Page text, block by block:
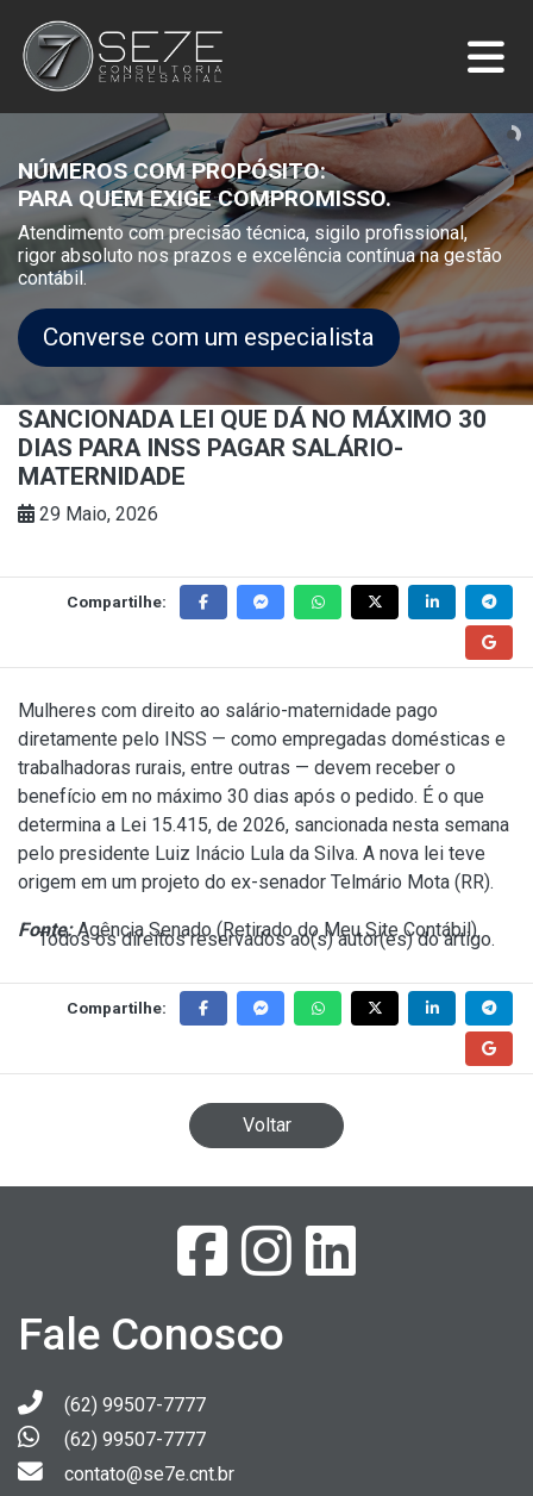
NÚMEROS COM PROPÓSITO:
PARA QUEM EXIGE COMPROMISSO.
Atendimento com precisão técnica, sigilo profissional,
rigor absoluto nos prazos e excelência contínua na gestão
contábil.
Converse com um especialista
SANCIONADA LEI QUE DÁ NO MÁXIMO 30
DIAS PARA INSS PAGAR SALÁRIO-
MATERNIDADE
29 Maio, 2026
Compartilhe:
Mulheres com direito ao salário-maternidade pago
diretamente pelo INSS — como empregadas domésticas e
trabalhadoras rurais, entre outras — devem receber o
benefício em no máximo 30 dias após o pedido. É o que
determina a Lei 15.415, de 2026, sancionada nesta semana
pelo presidente Luiz Inácio Lula da Silva. A nova lei teve
origem em um projeto do ex-senador Telmário Mota (RR).
Fonte:Agência Senado (Retirado do Meu Site Contábil)
Todos os direitos reservados ao(s) autor(es) do artigo.
Compartilhe:
Voltar
Fale Conosco
(62) 99507-7777
(62) 99507-7777
contato@se7e.cnt.br